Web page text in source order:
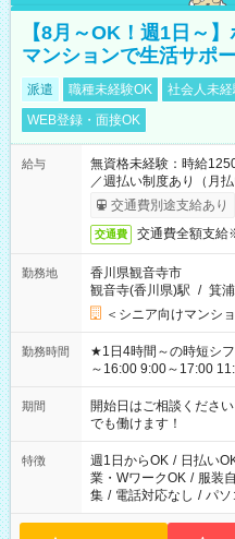
【8月～OK！週1日～
マンションで生活サポ
派遣 職種未経験OK 社会人未
WEB登録・面接OK
給与
無資格未経験：時給
／週払い制度あり（月
了次第のお支払いとなり
交通費別途支給あり
交通費 交通費全額支
勤務地
香川県観音寺市
観音寺(香川県)駅 / 箕
＜シニア向けマンシ
勤務時間
★1日4時間～の時短シフトOK ★スタート時間選
～16:00 9:00～17:00 11:00
の場合、他のお仕事と
せん ※法令に基づき、
象となります ※労働者
り、短時間・短期間の
期間
開始日はご相談くだ
でも働けます！
特徴 週1日からOK / 日払い
業・WワークOK / 服装
集 / 電話対応なし / パソ